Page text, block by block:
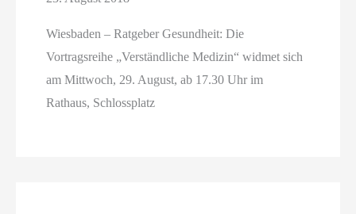
Wiesbaden – Ratgeber Gesundheit: Die
Vortragsreihe „Verständliche Medizin“ widmet sich
am Mittwoch, 29. August, ab 17.30 Uhr im
Rathaus, Schlossplatz